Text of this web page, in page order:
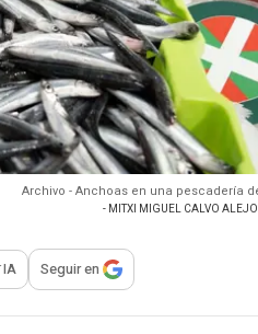
Archivo - Anchoas en una pescadería
- MITXI MIGUEL CALVO
para compartir
IA Seguir en